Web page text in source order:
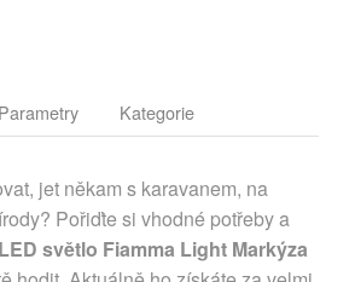
Parametry Kategorie
jet někam s karavanem, na
Pořiďte si vhodné potřeby a
LED světlo Fiamma Light Markýza